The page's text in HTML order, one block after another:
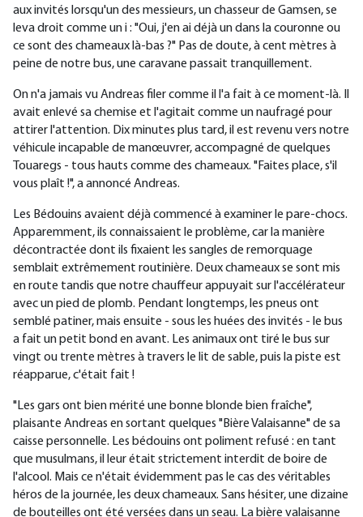
aux invités lorsqu'un des messieurs, un chasseur de Gamsen, se
leva droit comme un i : "Oui, j'en ai déjà un dans la couronne ou
ce sont des chameaux là-bas ?" Pas de doute, à cent mètres à
peine de notre bus, une caravane passait tranquillement.
On n'a jamais vu Andreas filer comme il l'a fait à ce moment-là. Il
avait enlevé sa chemise et l'agitait comme un naufragé pour
attirer l'attention. Dix minutes plus tard, il est revenu vers notre
véhicule incapable de manœuvrer, accompagné de quelques
Touaregs - tous hauts comme des chameaux. "Faites place, s'il
vous plaît !", a annoncé Andreas.
Les Bédouins avaient déjà commencé à examiner le pare-chocs.
Apparemment, ils connaissaient le problème, car la manière
décontractée dont ils fixaient les sangles de remorquage
semblait extrêmement routinière. Deux chameaux se sont mis
en route tandis que notre chauffeur appuyait sur l'accélérateur
avec un pied de plomb. Pendant longtemps, les pneus ont
semblé patiner, mais ensuite - sous les huées des invités - le bus
a fait un petit bond en avant. Les animaux ont tiré le bus sur
vingt ou trente mètres à travers le lit de sable, puis la piste est
réapparue, c'était fait !
"Les gars ont bien mérité une bonne blonde bien fraîche",
plaisante Andreas en sortant quelques "Bière Valaisanne" de sa
caisse personnelle. Les bédouins ont poliment refusé : en tant
que musulmans, il leur était strictement interdit de boire de
l'alcool. Mais ce n'était évidemment pas le cas des véritables
héros de la journée, les deux chameaux. Sans hésiter, une dizaine
de bouteilles ont été versées dans un seau. La bière valaisanne